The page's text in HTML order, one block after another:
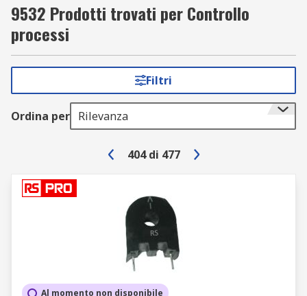
9532 Prodotti trovati per Controllo
processi
Filtri
Ordina per Rilevanza
404 di 477
Al momento non disponibile